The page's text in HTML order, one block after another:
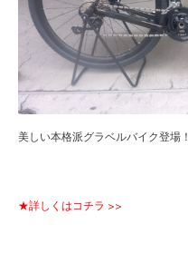
美しい本格派グラベルバイク登場！
★詳しくはコチラ >>